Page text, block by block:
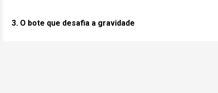
3. O bote que desafia a gravidade